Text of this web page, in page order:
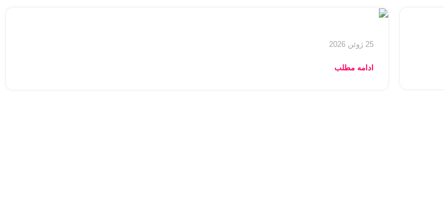
25 ژوئن 2026
ادامه مطلب